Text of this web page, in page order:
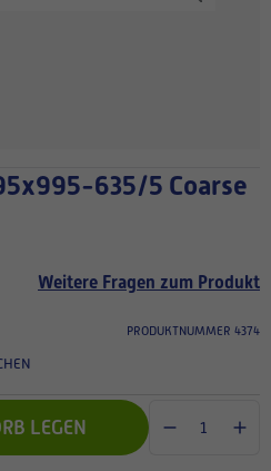
Weitere Fragen zum Produkt
PRODUKTNUMMER 4374
LEGEN